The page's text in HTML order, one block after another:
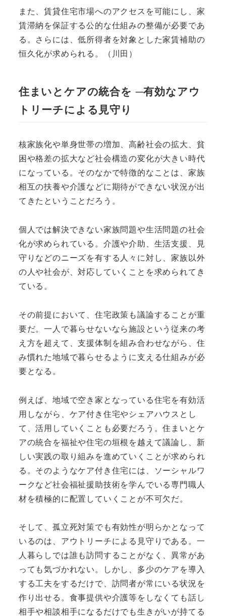
また、賃貸住宅市場へのアクセスを可能にし、家
賃滞納を保証する公的な仕組みの整備が必要であ
る。さらには、低所得者を対象とした家賃補助の
恒久化が求められる。（川田）
住まいとケアの統合を ─有効なアウ
トリーチによる見守り
核家族化や単身世帯の増加、高齢社会の拡大、貧
困や格差の拡大など社会構造の変化が大きい時代
になっている。そのなかで特徴的なことは、家族
相互の扶養や介護などに期待ができない状況が出
てきたということだろう。
個人では解決できない家族問題や生活問題の社会
化が求められている。介護や介助、生活支援、見
守りなどのニーズを有する人々に対し、家族以外
の人や社会が、対応していくことを求められてき
ている。
その前提において、住宅政策も議論することが重
要だ。一人で暮らせないなら施設という従来の考
え方を超えて、支援体制を組み合わせながら、住
み慣れた地域で暮らせるように支える仕組みが必
要となる。
例えば、地域で空き家となっている住宅を有効活
用しながら、ケア付き住宅やシェアハウスとし
て、活用していくことも必要だろう。住まいとケ
アの統合を福祉や住宅の垣根を越えて議論し、新
しい実践の取り組みを進めていくことが求められ
る。そのようなケア付き住宅には、ソーシャルワ
ークなど社会福祉援助技術を学んでいる専門職人
材を積極的に配置していくことが不可欠だ。
そして、孤立死対策でも有効性が明らかとなって
いるのは、アウトリーチによる見守りである。一
人暮らしでは誰も訪問することがなく、異常があ
っても気づかれない。しかし、多少のケアを導入
する工夫をするだけで、訪問者が常にいる状況を
作り出せる。食事提供や介護等をしなくても話し
相手や相談相手になるだけでも生きがいが持てる